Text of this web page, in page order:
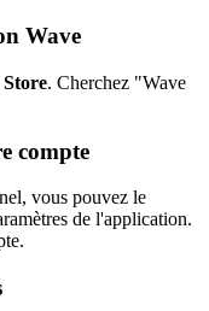
Wave
. Cherchez "Wave
compte
vous pouvez le
de l'application.